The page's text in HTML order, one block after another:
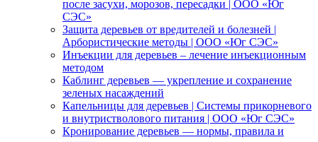
после засухи, морозов, пересадки | ООО «Юг
СЭС»
Защита деревьев от вредителей и болезней |
Арбористические методы | ООО «Юг СЭС»
Инъекции для деревьев – лечение инъекционным
методом
Каблинг деревьев — укрепление и сохранение
зеленых насаждений
Капельницы для деревьев | Системы прикорневого
и внутристволового питания | ООО «Юг СЭС»
Кронирование деревьев — нормы, правила и